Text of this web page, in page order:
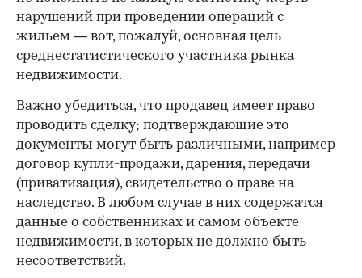
нарушений при проведении операций с
жильем — вот, пожалуй, основная цель
среднестатистического участника рынка
недвижимости.
Важно убедиться, что продавец имеет право
проводить сделку; подтверждающие это
документы могут быть различными, например
договор купли-продажи, дарения, передачи
(приватизация), свидетельство о праве на
наследство. В любом случае в них содержатся
данные о собственниках и самом объекте
недвижимости, в которых не должно быть
несоответствий.